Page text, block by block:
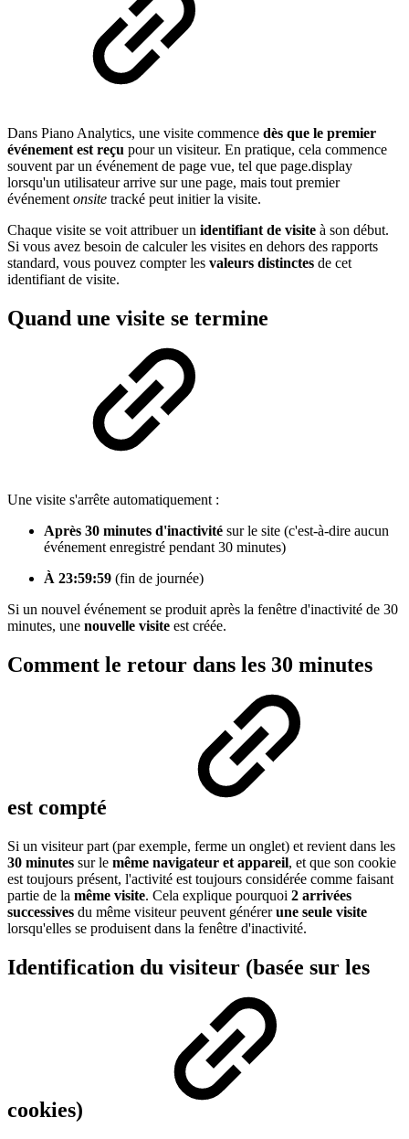
Dans Piano Analytics, une visite commence dès que le premier
événement est reçu pour un visiteur. En pratique, cela commence
souvent par un événement de page vue, tel que page.display
lorsqu'un utilisateur arrive sur une page, mais tout premier
événement onsite tracké peut initier la visite.
Chaque visite se voit attribuer un identifiant de visite à son début.
Si vous avez besoin de calculer les visites en dehors des rapports
standard, vous pouvez compter les valeurs distinctes de cet
identifiant de visite.
Quand une visite se termine
Une visite s'arrête automatiquement :
Après 30 minutes d'inactivité sur le site (c'est-à-dire aucun
événement enregistré pendant 30 minutes)
À 23:59:59 (fin de journée)
Si un nouvel événement se produit après la fenêtre d'inactivité de 30
minutes, une nouvelle visite est créée.
Comment le retour dans les 30 minutes
est compté
Si un visiteur part (par exemple, ferme un onglet) et revient dans les
30 minutes sur le même navigateur et appareil, et que son cookie
est toujours présent, l'activité est toujours considérée comme faisant
partie de la même visite. Cela explique pourquoi 2 arrivées
successives du même visiteur peuvent générerune seule visite
lorsqu'elles se produisent dans la fenêtre d'inactivité.
Identification du visiteur (basée sur les
cookies)